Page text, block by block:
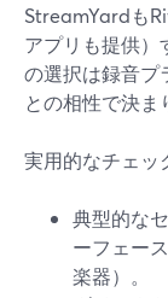
StreamYardも
アプリも提供）
の選択は録音プ
との相性で決ま
実用的なチェッ
典型的な
ーフェー
楽器）。